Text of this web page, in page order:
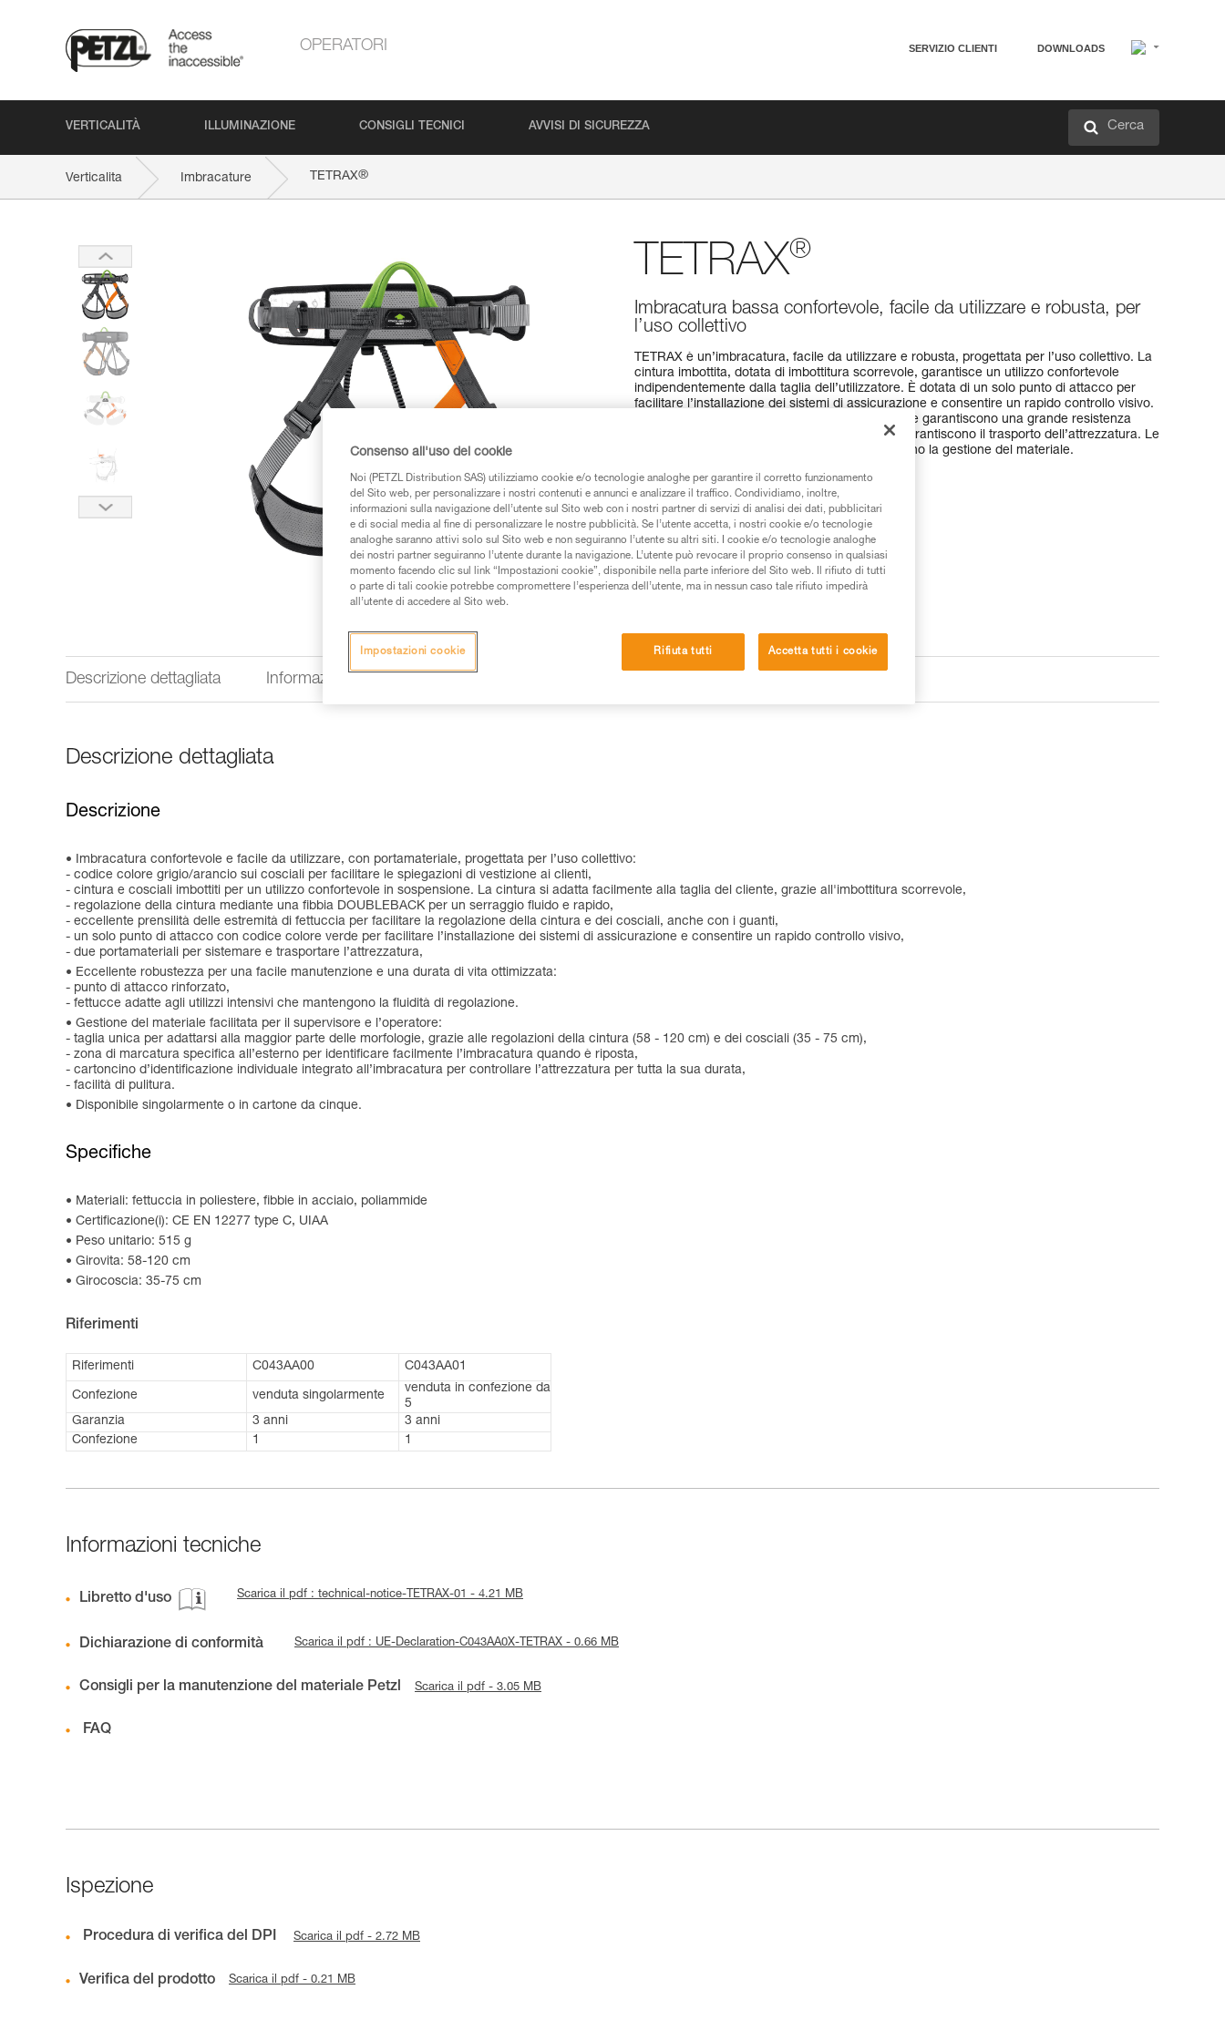
OPERATORI SERVIZIO CLIENTI DOWNLOADS
VERTICALITÀ ILLUMINAZIONE CONSIGLI TECNICI AVVISI DI SICUREZZA Cerca
Verticalita Imbracature TETRAX®
TETRAX®
Imbracatura bassa confortevole, facile da utilizzare e robusta, per
l’uso collettivo
TETRAX è un’imbracatura, facile da utilizzare e robusta, progettata per l’uso collettivo. La
cintura imbottita, dotata di imbottitura scorrevole, garantisce un utilizzo confortevole
indipendentemente dalla taglia dell’utilizzatore. È dotata di un solo punto di attacco per
facilitare l’installazione dei sistemi di assicurazione e consentire un rapido controllo visivo.
I punti di attacco rinforzati e le fettucce spesse le garantiscono una grande resistenza
negli utilizzi intensivi. I suoi due portamateriali garantiscono il trasporto dell’attrezzatura. Le
zone d’identificazione e di marcatura semplificano la gestione del materiale.
Trova un rivenditore
Descrizione dettagliata Informazioni tecniche
Descrizione dettagliata
Descrizione
Imbracatura confortevole e facile da utilizzare, con portamateriale, progettata per l’uso collettivo:
- codice colore grigio/arancio sui cosciali per facilitare le spiegazioni di vestizione ai clienti,
- cintura e cosciali imbottiti per un utilizzo confortevole in sospensione. La cintura si adatta facilmente alla taglia del cliente, grazie all'imbottitura scorrevole,
- regolazione della cintura mediante una fibbia DOUBLEBACK per un serraggio fluido e rapido,
- eccellente prensilità delle estremità di fettuccia per facilitare la regolazione della cintura e dei cosciali, anche con i guanti,
- un solo punto di attacco con codice colore verde per facilitare l’installazione dei sistemi di assicurazione e consentire un rapido controllo visivo,
- due portamateriali per sistemare e trasportare l’attrezzatura,
Eccellente robustezza per una facile manutenzione e una durata di vita ottimizzata:
- punto di attacco rinforzato,
- fettucce adatte agli utilizzi intensivi che mantengono la fluidità di regolazione.
Gestione del materiale facilitata per il supervisore e l’operatore:
- taglia unica per adattarsi alla maggior parte delle morfologie, grazie alle regolazioni della cintura (58 - 120 cm) e dei cosciali (35 - 75 cm),
- zona di marcatura specifica all’esterno per identificare facilmente l’imbracatura quando è riposta,
- cartoncino d’identificazione individuale integrato all’imbracatura per controllare l’attrezzatura per tutta la sua durata,
- facilità di pulitura.
Disponibile singolarmente o in cartone da cinque.
Specifiche
Materiali: fettuccia in poliestere, fibbie in acciaio, poliammide
Certificazione(i): CE EN 12277 type C, UIAA
Peso unitario: 515 g
Girovita: 58-120 cm
Girocoscia: 35-75 cm
Riferimenti
Riferimenti C043AA00 C043AA01
Confezione venduta singolarmente
venduta in confezione da
5
Garanzia
3 anni
3 anni
Confezione
1 1
Informazioni tecniche
Libretto d'uso Scarica il pdf : technical-notice-TETRAX-01 - 4.21 MB
Dichiarazione di conformità Scarica il pdf : UE-Declaration-C043AA0X-TETRAX - 0.66 MB
Consigli per la manutenzione del materiale Petzl Scarica il pdf - 3.05 MB
FAQ
Ispezione
Procedura di verifica del DPI Scarica il pdf - 2.72 MB
Verifica del prodotto Scarica il pdf - 0.21 MB
Consenso all'uso dei cookie
Noi (PETZL Distribution SAS) utilizziamo cookie e/o tecnologie analoghe per garantire il corretto funzionamento
del Sito web, per personalizzare i nostri contenuti e annunci e analizzare il traffico. Condividiamo, inoltre,
informazioni sulla navigazione dell’utente sul Sito web con i nostri partner di servizi di analisi dei dati, pubblicitari
e di social media al fine di personalizzare le nostre pubblicità. Se l’utente accetta, i nostri cookie e/o tecnologie
analoghe saranno attivi solo sul Sito web e non seguiranno l’utente su altri siti. I cookie e/o tecnologie analoghe
dei nostri partner seguiranno l’utente durante la navigazione. L’utente può revocare il proprio consenso in qualsiasi
momento facendo clic sul link “Impostazioni cookie”, disponibile nella parte inferiore del Sito web. Il rifiuto di tutti
o parte di tali cookie potrebbe compromettere l’esperienza dell’utente, ma in nessun caso tale rifiuto impedirà
all’utente di accedere al Sito web.
Rifiuta tutti Accetta tutti i cookie
Impostazioni cookie